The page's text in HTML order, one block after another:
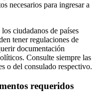
necesarios para ingresar a
ciudadanos de países
tener regulaciones de
documentación
Consulte siempre las
o del consulado respectivo.
requeridos